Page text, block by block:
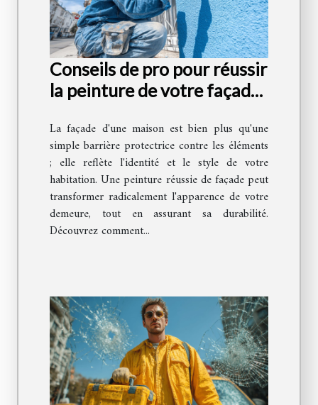
Conseils de pro pour réussir
la peinture de votre façade
La façade d'une maison est bien plus qu'une
simple barrière protectrice contre les éléments
; elle reflète l'identité et le style de votre
habitation. Une peinture réussie de façade peut
transformer radicalement l'apparence de votre
demeure, tout en assurant sa durabilité.
Découvrez comment...